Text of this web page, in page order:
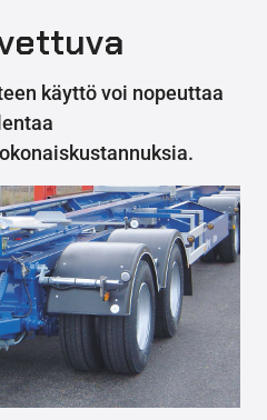
käyttö voi nopeuttaa